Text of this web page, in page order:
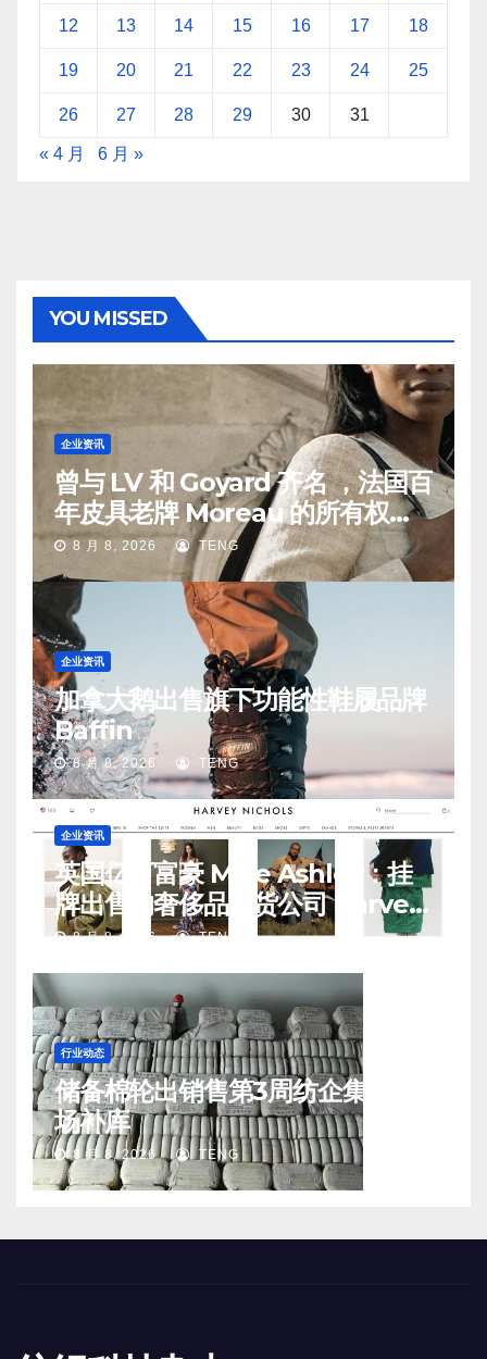
12 13 14 15 16 17 18
19 20 21 22 23 24 25
26 27 28 29 30 31
« 4 月 6 月 »
YOU MISSED
企业资讯
曾与 LV 和 Goyard 齐名 ，法国百
年皮具老牌 Moreau 的所有权易
手8 月 8, 2026 TENG
企业资讯
加拿大鹅出售旗下功能性鞋履品牌
Baffin
8 月 8, 2026 TENG
企业资讯
英国亿万富豪 Mike Ashley：挂
牌出售的奢侈品百货公司 Harvey
Nichols 正陷入“死亡螺旋”
8 月 8, 2026 TENG
行业动态
储备棉轮出销售第3周纺企集中入
场补库
8 月 8, 2026 TENG